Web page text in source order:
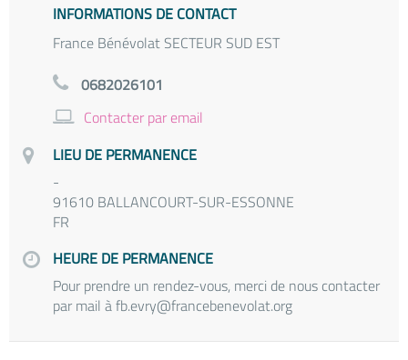
INFORMATIONS DE CONTACT
France Bénévolat SECTEUR SUD EST
0682026101
Contacter par email
LIEU DE PERMANENCE
-
91610 BALLANCOURT-SUR-ESSONNE
FR
HEURE DE PERMANENCE
Pour prendre un rendez-vous, merci de nous contacter
par mail à fb.evry@francebenevolat.org